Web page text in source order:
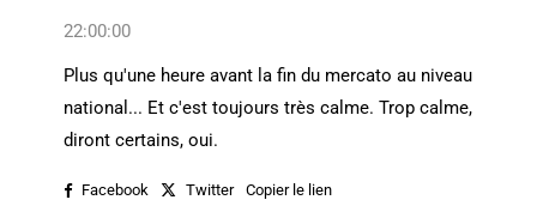
22:00:00
Plus qu'une heure avant la fin du mercato au niveau
national... Et c'est toujours très calme. Trop calme,
diront certains, oui.
Facebook Twitter Copier le lien